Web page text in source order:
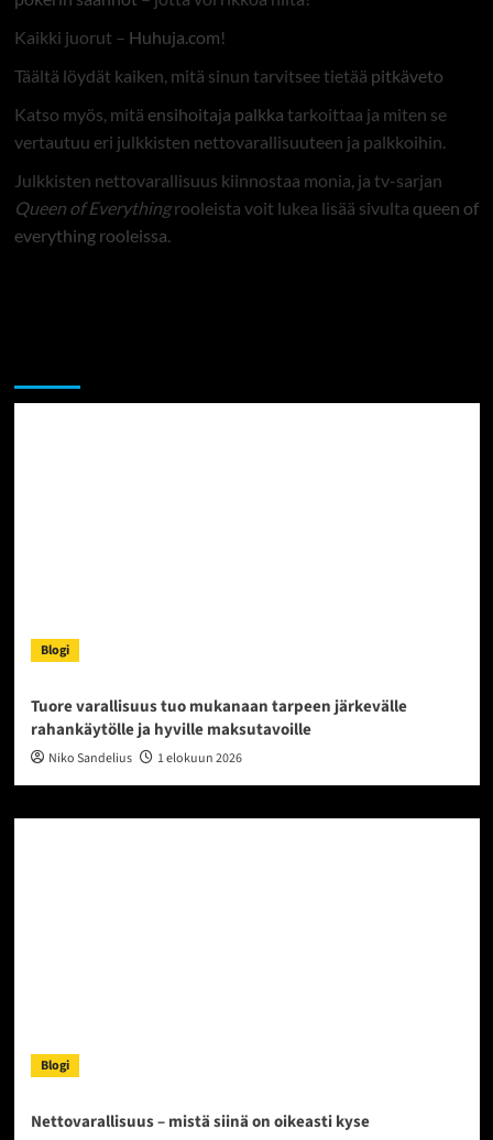
Kaikki juorut – Huhuja.com!
Täältä löydät kaiken, mitä sinun tarvitsee tietää pitkäveto
Katso myös, mitä ensihoitaja palkka tarkoittaa ja miten se
vertautuu eri julkkisten nettovarallisuuteen ja palkkoihin.
Julkkisten nettovarallisuus kiinnostaa monia, ja tv-sarjan
Queen of Everythingrooleista voit lukea lisää sivulta queen of
everything rooleissa.
Blogi
Tuore varallisuus tuo mukanaan tarpeen järkevälle
rahankäytölle ja hyville maksutavoille
Niko Sandelius 1 elokuun 2026
Blogi
Nettovarallisuus – mistä siinä on oikeasti kyse